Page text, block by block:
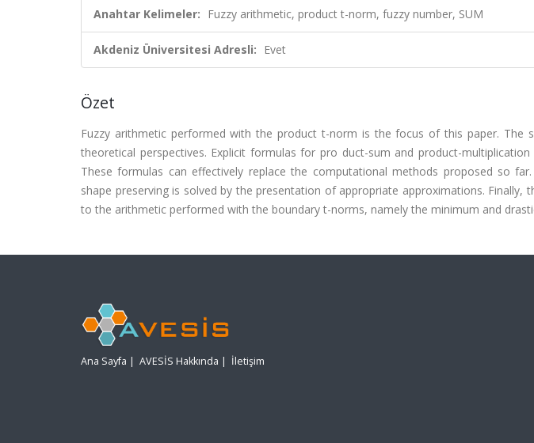
Anahtar Kelimeler: Fuzzy arithmetic, product t-norm, fuzzy number, SUM
Akdeniz Üniversitesi Adresli: Evet
Özet
Fuzzy arithmetic performed with the product t-norm is the focus of this paper. The
theoretical perspectives. Explicit formulas for pro duct-sum and product-
These formulas can effectively replace the computational methods proposed so
shape preserving is solved by the presentation of appropriate approximations. Finally,
to the arithmetic performed with the boundary t-norms, namely the minimum and
Ana Sayfa | AVESİS Hakkında | İletişim